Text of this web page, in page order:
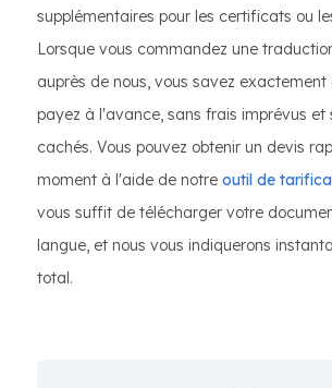
supplémentaires pour les certificats ou
Lorsque vous commandez une
auprès de nous, vous savez exactement
payez à l'avance, sans frais imprévus et
cachés. Vous pouvez obtenir un devis
moment à l'aide de notre outil de
vous suffit de télécharger votre
langue, et nous vous indiquerons
total.